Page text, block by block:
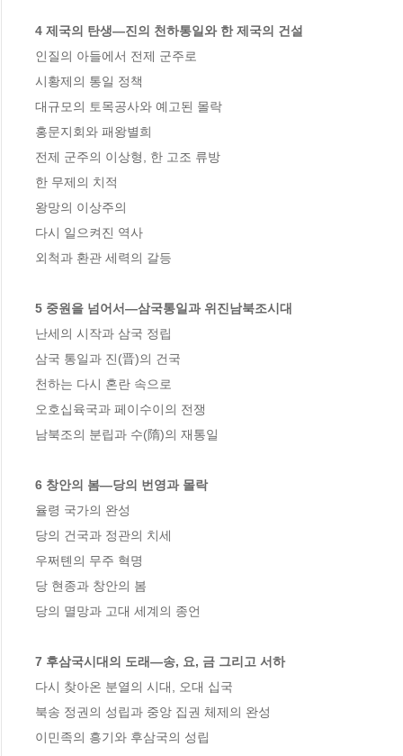
4 제국의 탄생―진의 천하통일와 한 제국의 건설
인질의 아들에서 전제 군주로
시황제의 통일 정책
대규모의 토목공사와 예고된 몰락
홍문지회와 패왕별희
전제 군주의 이상형, 한 고조 류방
한 무제의 치적
왕망의 이상주의
다시 일으켜진 역사
외척과 환관 세력의 갈등
5 중원을 넘어서―삼국통일과 위진남북조시대
난세의 시작과 삼국 정립
삼국 통일과 진(晋)의 건국
천하는 다시 혼란 속으로
오호십육국과 페이수이의 전쟁
남북조의 분립과 수(隋)의 재통일
6 창안의 봄―당의 번영과 몰락
율령 국가의 완성
당의 건국과 정관의 치세
우쩌톈의 무주 혁명
당 현종과 창안의 봄
당의 멸망과 고대 세계의 종언
7 후삼국시대의 도래―송, 요, 금 그리고 서하
다시 찾아온 분열의 시대, 오대 십국
북송 정권의 성립과 중앙 집권 체제의 완성
이민족의 흥기와 후삼국의 성립